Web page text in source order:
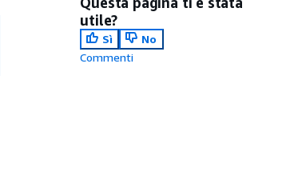
utile?
Sì
No
Commenti